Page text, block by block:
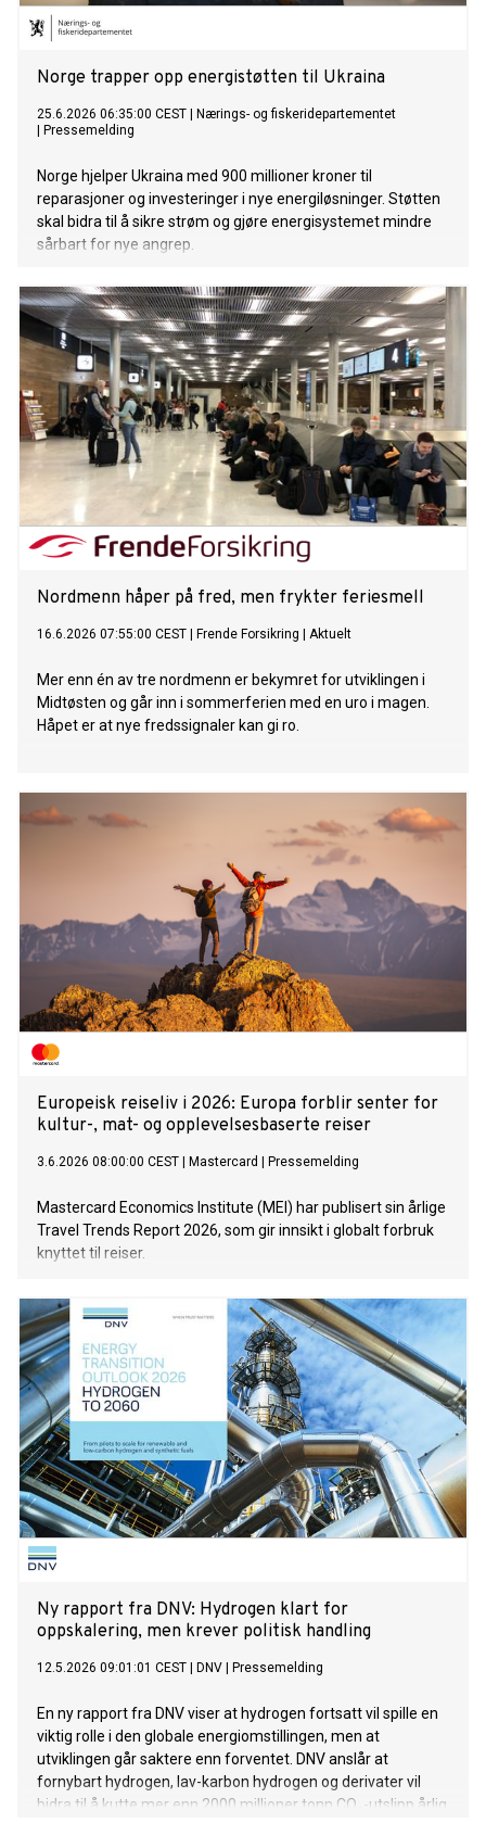
Norge trapper opp energistøtten til Ukraina
25.6.2026 06:35:00 CEST
Nærings- og fiskeridepartementet
Pressemelding
Norge hjelper Ukraina med 900 millioner kroner til
reparasjoner og investeringer i nye energiløsninger. Støtten
skal bidra til å sikre strøm og gjøre energisystemet mindre
sårbart for nye angrep.
Nordmenn håper på fred, men frykter feriesmell
16.6.2026 07:55:00 CEST Frende Forsikring Aktuelt
Mer enn én av tre nordmenn er bekymret for utviklingen i
Midtøsten og går inn i sommerferien med en uro i magen.
Håpet er at nye fredssignaler kan gi ro.
Europeisk reiseliv i 2026: Europa forblir senter for
kultur-, mat- og opplevelsesbaserte reiser
3.6.2026 08:00:00 CEST Mastercard Pressemelding
Mastercard Economics Institute (MEI) har publisert sin årlige
Travel Trends Report 2026, som gir innsikt i globalt forbruk
knyttet til reiser.
Ny rapport fra DNV: Hydrogen klart for
oppskalering, men krever politisk handling
12.5.2026 09:01:01 CEST DNV Pressemelding
En ny rapport fra DNV viser at hydrogen fortsatt vil spille en
viktig rolle i den globale energiomstillingen, men at
utviklingen går saktere enn forventet. DNV anslår at
fornybart hydrogen, lav-karbon hydrogen og derivater vil
bidra til å kutte mer enn 2000 millioner tonn CO₂-utslipp årlig